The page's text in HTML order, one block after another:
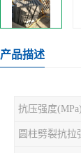
产品描述
抗压强度(MPa)